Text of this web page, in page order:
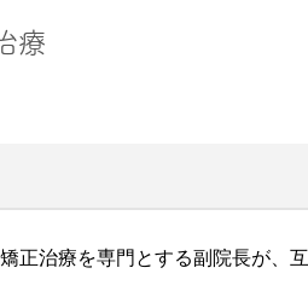
療
正治療を専門とする副院長が、